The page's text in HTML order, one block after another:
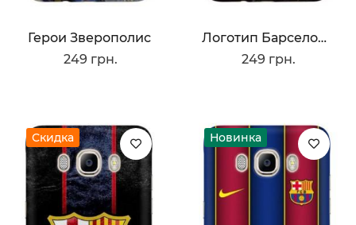
Герои Зверополис
249 грн.
Логотип Барселоны
249 грн.
Скидка Новинка